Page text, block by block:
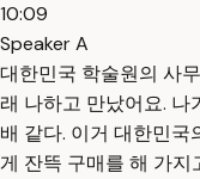
10:09
Speaker A
대한민국 학술원의 사
래 나하고 만났어요. 나
배 같다. 이거 대한민
게 잔뜩 구매를 해 가